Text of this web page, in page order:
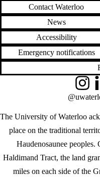
Contact Waterloo
News
Accessibility
Emergency notifications
The University of Waterloo
place on the traditional
Haudenosaunee peoples.
Haldimand Tract, the land
miles on each side of the